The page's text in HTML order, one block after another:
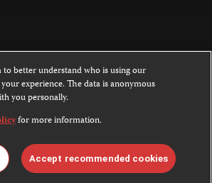
on this website is licensed under a
NoDerivatives 4.0
are not covered by the Creative Commons
about permissions, see ourFAQs
to better understand who is using our
experience. The data is anonymous
you personally.
for more information.
Accept recommended cookies